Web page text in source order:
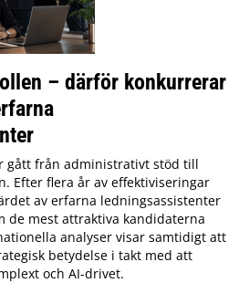
– därför konkurrerar
gått från administrativt stöd till
Efter flera år av effektiviseringar
av erfarna ledningsassistenter
de mest attraktiva kandidaterna
analyser visar samtidigt att
betydelse i takt med att
och AI-drivet.